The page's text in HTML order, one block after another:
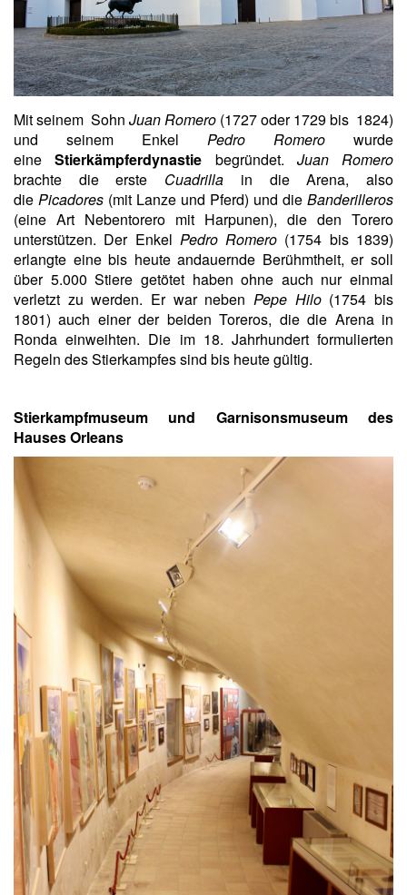
Mit seinem Sohn Juan Romero (1727 oder 1729 bis 1824)
und seinem Enkel Pedro Romero wurde
eineStierkämpferdynastie begründet. Juan Romero
brachte die erste Cuadrilla in die Arena, also
die Picadores (mit Lanze und Pferd) und die Banderilleros
(eine Art Nebentorero mit Harpunen), die den Torero
unterstützen. Der Enkel Pedro Romero (1754 bis 1839)
erlangte eine bis heute andauernde Berühmtheit, er soll
über 5.000 Stiere getötet haben ohne auch nur einmal
verletzt zu werden. Er war neben Pepe Hilo(1754 bis
1801) auch einer der beiden Toreros, die die Arena in
Ronda einweihten. Die im 18. Jahrhundert formulierten
Regeln des Stierkampfes sind bis heute gültig.
Stierkampfmuseum und Garnisonsmuseum des
Hauses Orleans